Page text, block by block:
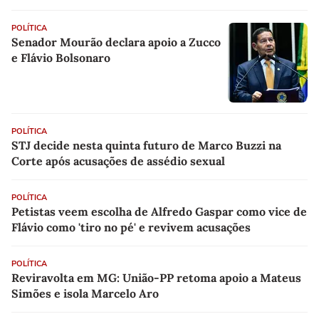
POLÍTICA
Senador Mourão declara apoio a Zucco
e Flávio Bolsonaro
POLÍTICA
STJ decide nesta quinta futuro de Marco Buzzi na
Corte após acusações de assédio sexual
POLÍTICA
Petistas veem escolha de Alfredo Gaspar como vice de
Flávio como 'tiro no pé' e revivem acusações
POLÍTICA
Reviravolta em MG: União-PP retoma apoio a Mateus
Simões e isola Marcelo Aro